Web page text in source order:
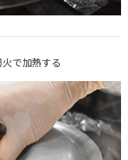
で加熱する